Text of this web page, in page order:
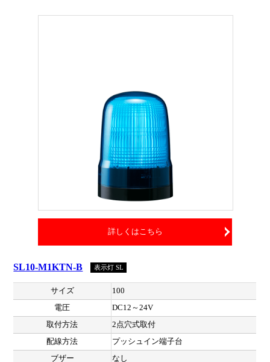
詳しくはこちら
SL10-M1KTN-B 表示灯 SL
サイズ
100
電圧
DC12～24V
取付方法
2点穴式取付
配線方法
プッシュイン端子台
ブザー
なし